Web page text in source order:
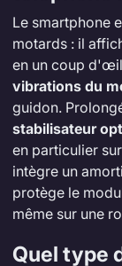
Le smartphone
motards : il
en un coup
vibrations du
guidon.
stabilisateur
en particulier
intègre un
protège le
même sur une
Quel type